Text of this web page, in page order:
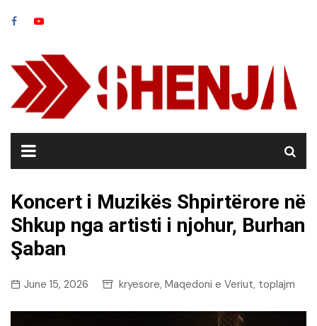
Koncert i Muzikës Shpirtërore në
Shkup nga artisti i njohur, Burhan
Şaban
June 15, 2026 kryesore, Maqedoni e Veriut, toplajm